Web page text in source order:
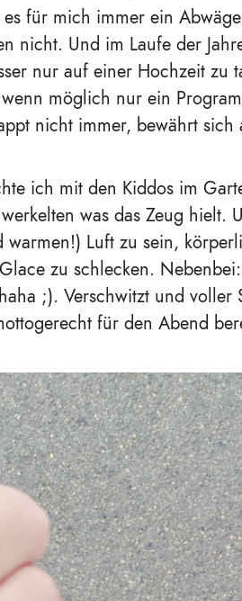
für mich immer ein
nicht. Und im Laufe der
nur auf einer Hochzeit zu
möglich nur ein
nicht immer, bewährt sich
ich mit den Kiddos im
was das Zeug hielt.
warmen!) Luft zu sein,
zu schlecken.
;). Verschwitzt und voller
für den Abend